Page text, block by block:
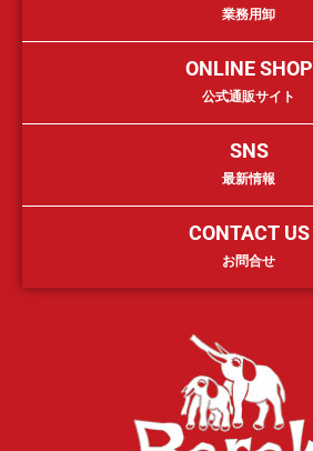
業務用卸
ONLINE SHOP
公式通販サイト
SNS
最新情報
CONTACT US
お問合せ